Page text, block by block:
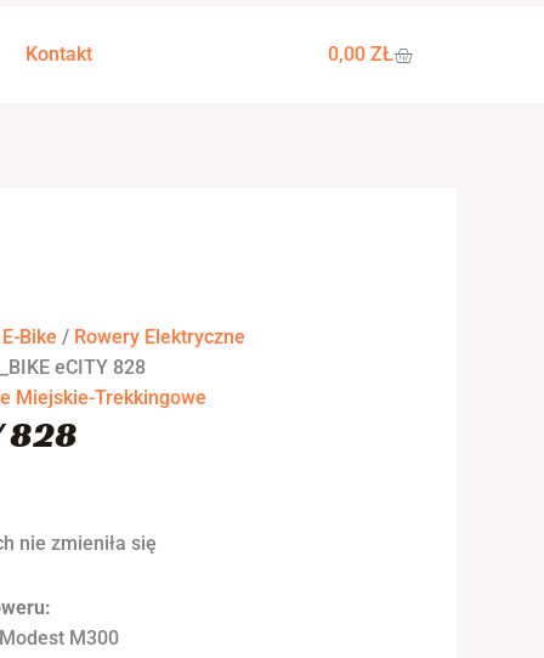
Kontakt 0,00 ZŁWÓZEK
E-Bike / Rowery Elektryczne
eCITY 828
Miejskie-Trekkingowe
828
nie zmieniła się
M300